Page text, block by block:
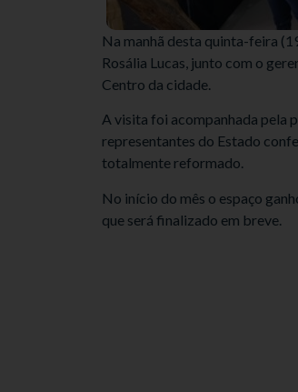
Na manhã desta quinta-feira
Rosália Lucas, junto com o
Centro da cidade.
A visita foi acompanhada pela
representantes do Estado
totalmente reformado.
No início do mês o espaço
que será finalizado em breve.